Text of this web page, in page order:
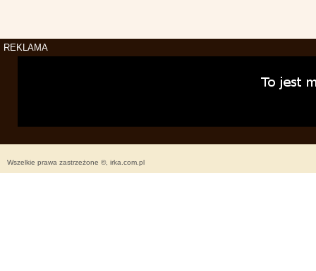
REKLAMA
Wszelkie prawa zastrzeżone ©, irka.com.pl